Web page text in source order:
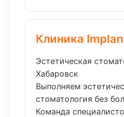
Клиника
Эстетическая
Хабаровск
Выполняем
стоматология без
Команда